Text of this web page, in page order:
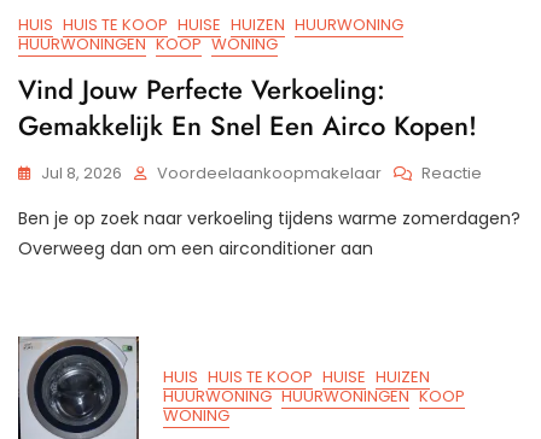
HUIS HUIS TE KOOP HUISE HUIZEN HUURWONING
HUURWONINGEN KOOP WONING
Vind Jouw Perfecte Verkoeling:
Gemakkelijk En Snel Een Airco Kopen!
Jul 8, 2026 Voordeelaankoopmakelaar Reactie
Jouw
Ben je op zoek naar verkoeling tijdens warme zomerdagen?
Overweeg dan om een airconditioner aan
HUIS HUIS TE KOOP HUISE HUIZEN
HUURWONING HUURWONINGEN KOOP
WONING